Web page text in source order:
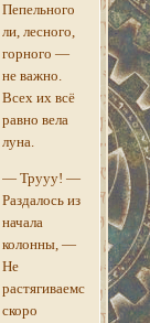
Пепельного
ли, лесного,
горного —
не важно.
Всех их всё
равно вела
луна.
— Трууу! —
Раздалось из
начала
колонны, —
Не
растягиваемся,
скоро